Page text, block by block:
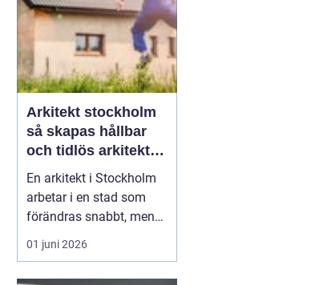
familien. Her kan en
professionel løsn...
Arkitekt stockholm
så skapas hållbar
och tidlös arkitektur
i huvudstaden
En arkitekt i Stockholm
arbetar i en stad som
förändras snabbt, men
också präglas av starka
historiska lager. Det gör
01 juni 2026